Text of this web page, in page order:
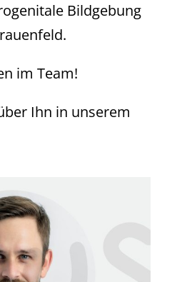
Bildgebung
im Team!
Ihn in unserem